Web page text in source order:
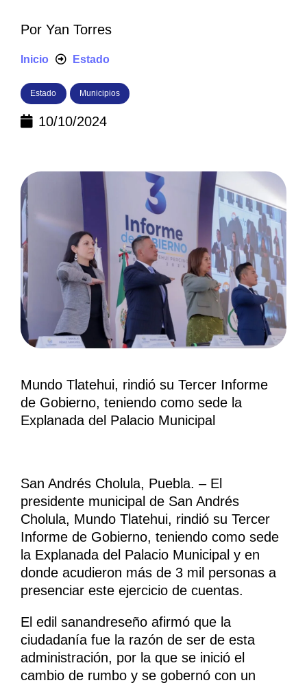
Por Yan Torres
Inicio Estado
Estado Municipios
10/10/2024
Mundo Tlatehui, rindió su Tercer Informe
de Gobierno, teniendo como sede la
Explanada del Palacio Municipal
San Andrés Cholula, Puebla. –El
presidente municipal de San Andrés
Cholula, Mundo Tlatehui, rindió su Tercer
Informe de Gobierno, teniendo como sede
la Explanada del Palacio Municipal y en
donde acudieron más de 3 mil personas a
presenciar este ejercicio de cuentas.
El edil sanandreseño afirmó que la
ciudadanía fue la razón de ser de esta
administración, por la que se inició el
cambio de rumbo y se gobernó con un